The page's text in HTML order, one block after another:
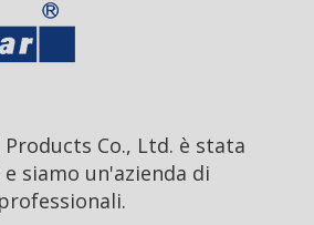
Co., Ltd. è stata
siamo un'azienda di